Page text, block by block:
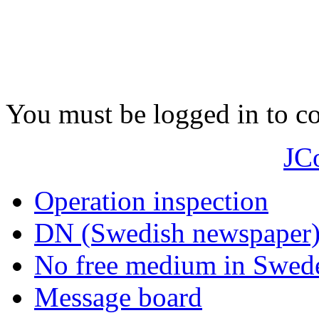
You must be logged in to
Operation inspection
DN (Swedish
No free medium in
Message board